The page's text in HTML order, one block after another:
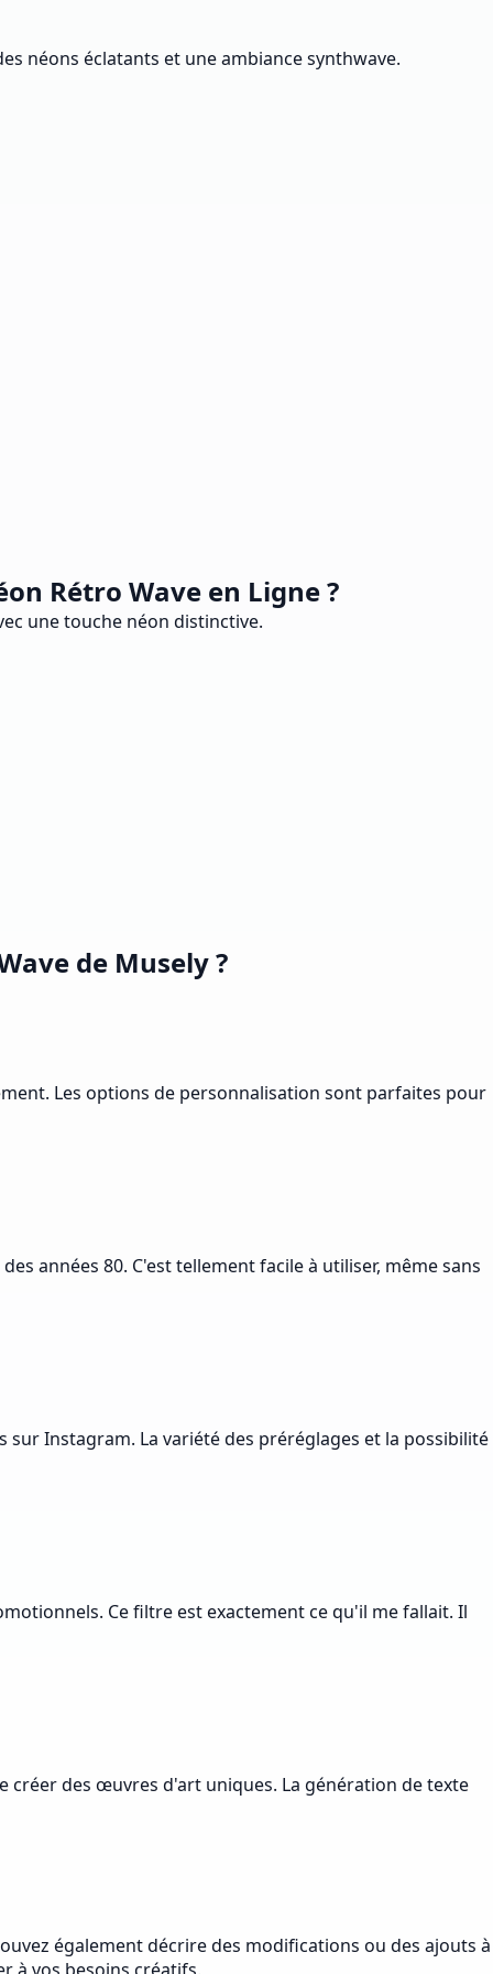
néons éclatants et une ambiance synthwave.
Rétro Wave en Ligne ?
une touche néon distinctive.
de Musely ?
Les options de personnalisation sont parfaites pour
années 80. C'est tellement facile à utiliser, même sans
Instagram. La variété des préréglages et la possibilité
Ce filtre est exactement ce qu'il me fallait. Il
créer des œuvres d'art uniques. La génération de texte
également décrire des modifications ou des ajouts à